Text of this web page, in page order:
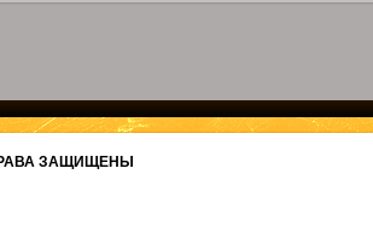
ЗАЩИЩЕНЫ